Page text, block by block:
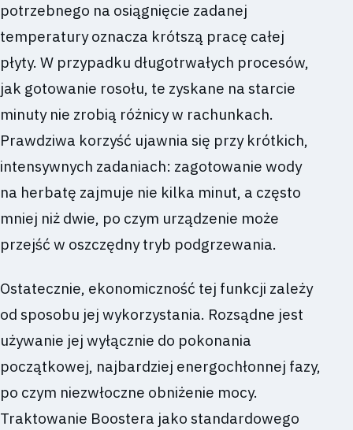
potrzebnego na osiągnięcie zadanej
temperatury oznacza krótszą pracę całej
płyty. W przypadku długotrwałych procesów,
jak gotowanie rosołu, te zyskane na starcie
minuty nie zrobią różnicy w rachunkach.
Prawdziwa korzyść ujawnia się przy krótkich,
intensywnych zadaniach: zagotowanie wody
na herbatę zajmuje nie kilka minut, a często
mniej niż dwie, po czym urządzenie może
przejść w oszczędny tryb podgrzewania.
Ostatecznie, ekonomiczność tej funkcji zależy
od sposobu jej wykorzystania. Rozsądne jest
używanie jej wyłącznie do pokonania
początkowej, najbardziej energochłonnej fazy,
po czym niezwłoczne obniżenie mocy.
Traktowanie Boostera jako standardowego